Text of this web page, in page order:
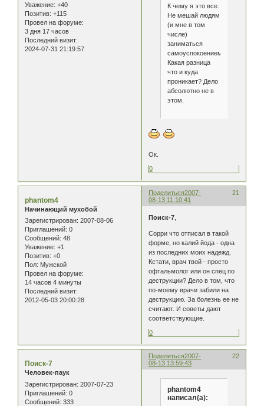
Уважение: +40
Позитив: +115
Провел на форуме:
3 дня 17 часов
Последний визит:
2024-07-31 21:19:57
К чему я это все.
Не мешай людям
(и мне в том
числе)
заниматься
самоуспокоением.
Какая разница
что и куда
проникает? Дело
абсолютно не в
этом.
Ок.
0
Поделиться 21
2007-
08-13 11:10:41
phantom4
Начинающий мухобой
Зарегистрирован: 2007-08-06
Приглашений: 0
Сообщений: 48
Уважение: +1
Позитив: +0
Пол: Мужской
Провел на форуме:
14 часов 4 минуты
Последний визит:
2012-05-03 20:00:28
Поиск-7
Сорри что отписал в такой
форме, но калий йода - одна
из последних моих надежд.
Кстати, врач твой - просто
офтальмолог или он спец по
деструкции? Дело в том, что
по-моему врачи забили на
деструкцию. За болезнь ее не
считают. И советы дают
соответствующие.
0
Поделиться 22
2007-
08-13 13:59:43
Поиск-7
Человек-паук
Зарегистрирован: 2007-07-23
Приглашений: 0
Сообщений: 333
phantom4
написал(а):